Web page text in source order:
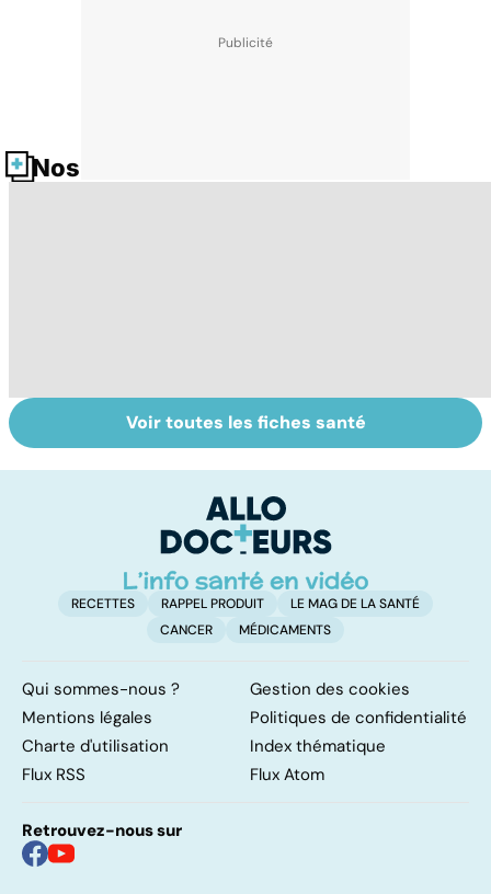
Nos fiches santé
démangeaisons :
BPCO, la
bronchite du
Voir toutes les fiches santé
RECETTES RAPPEL PRODUIT
LE MAG DE LA SANTÉ
CANCER
MÉDICAMENTS
Qui sommes-nous ?
Gestion des cookies
Mentions légales
Politiques de confidentialité
Charte d'utilisation
Index thématique
Flux RSS
Flux Atom
Retrouvez-nous sur